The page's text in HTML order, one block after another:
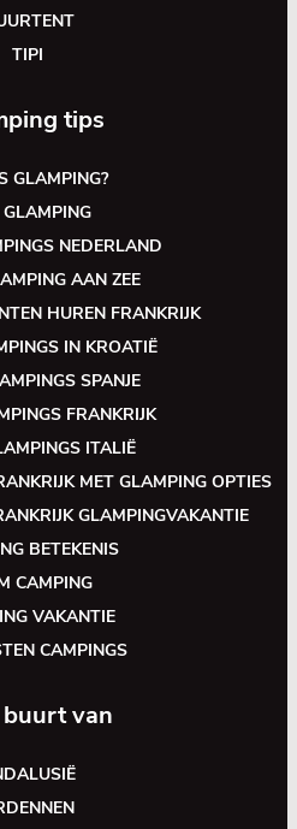
TIPI
tips
GLAMPING?
GLAMPING
NEDERLAND
AAN ZEE
HUREN FRANKRIJK
IN KROATIË
SPANJE
FRANKRIJK
ITALIË
MET GLAMPING OPTIES
GLAMPINGVAKANTIE
BETEKENIS
CAMPING
VAKANTIE
CAMPINGS
van